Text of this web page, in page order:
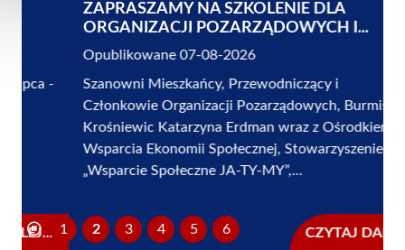
ZAPRASZAMY NA SZKOLENIE DLA
ORGANIZACJI POZARZĄDOWYCH I...
Opublikowane 07-08-2026
Szanowni Mieszkańcy, Przewodniczący i
Członkowie Organizacji Pozarządowych, Burmistrz
Krośniewic Katarzyna Erdman wraz z Ośrodkiem
Wsparcia Ekonomii Społecznej, Stowarzyszeniem
„Wsparcie Społeczne JA-TY-MY”,...
CZYTAJ DALEJ...
1 2 3 4 5 6